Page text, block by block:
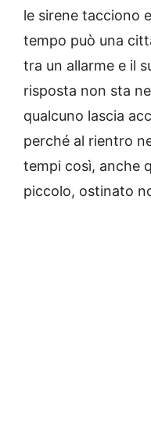
le sirene tacciono
tempo può una
tra un allarme e il
risposta non sta
qualcuno lascia
perché al rientro
tempi così, anche
piccolo, ostinato